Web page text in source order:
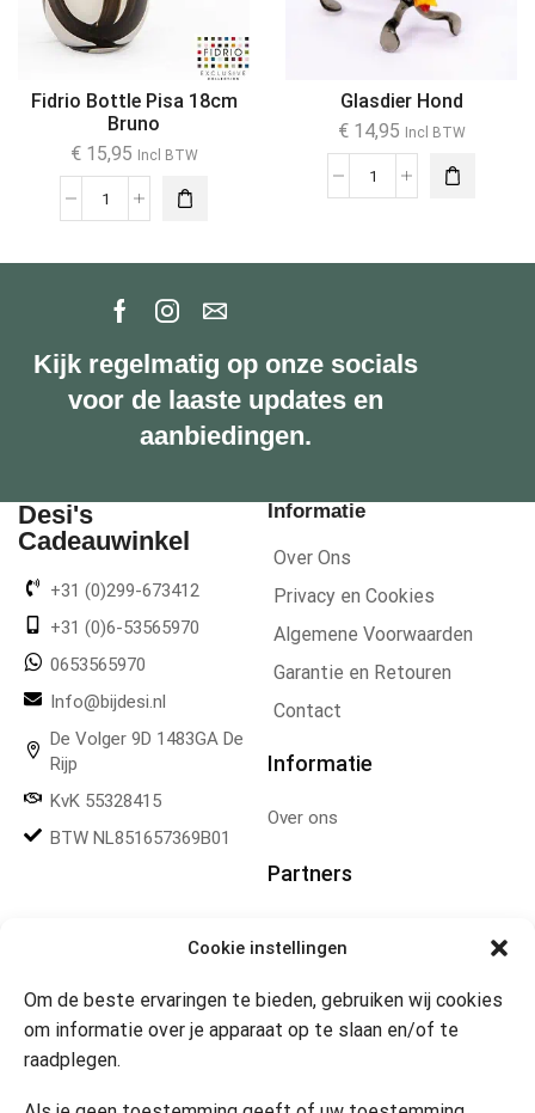
Cookie instellingen
Om de beste ervaringen te bieden, gebruiken wij cookies
om informatie over je apparaat op te slaan en/of te
raadplegen.
Fidrio Bottle Pisa 18cm
Bruno
€15,95 Incl BTW
Glasdier Hond
€14,95 Incl BTW
Kijk regelmatig op onze socials
voor de laaste updates en
aanbiedingen.
Desi's
Cadeauwinkel
+31 (0)299-673412
+31 (0)6-53565970
0653565970
Info@bijdesi.nl
De Volger 9D 1483GA De
Rijp
KvK 55328415
BTW NL851657369B01
Informatie
Over Ons
Privacy en Cookies
Algemene Voorwaarden
Garantie en Retouren
Contact
Informatie
Over ons
Partners
Openingstijden
Website 24/7